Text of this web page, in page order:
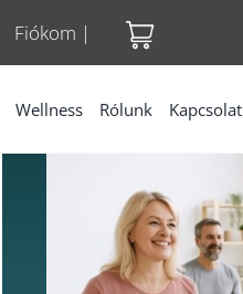
Fiókom |
Wellness Rólunk Kapcsolat